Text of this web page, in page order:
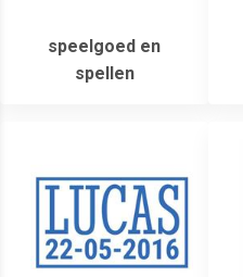
speelgoed en
spellen